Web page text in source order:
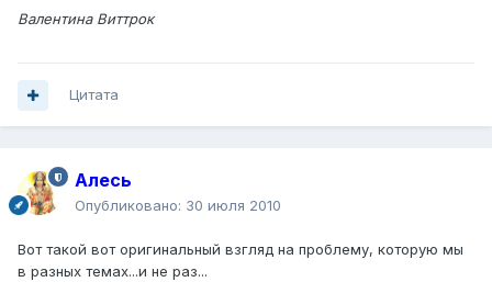
Валентина Виттрок
Цитата
Алесь
Опубликовано: 30 июля 2010
Вот такой вот оригинальный взгляд на проблему, которую мы
в разных темах...и не раз...